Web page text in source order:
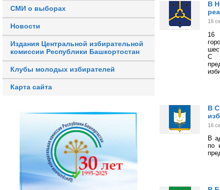
СМИ о выборах
Новости
Издания Центральной избирательной
комиссии Республики Башкортостан
Клубы молодых избирателей
Карта сайта
В
16
16
С
В
16
В
по